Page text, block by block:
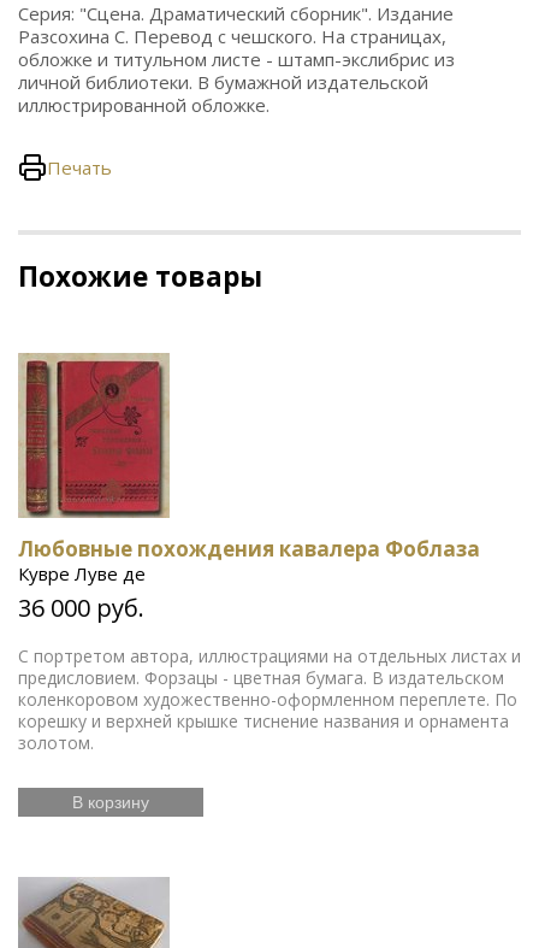
Серия: "Сцена. Драматический сборник". Издание
Разсохина С. Перевод с чешского. На страницах,
обложке и титульном листе - штамп-экслибрис из
личной библиотеки. В бумажной издательской
иллюстрированной обложке.
Печать
Похожие товары
Любовные похождения кавалера Фоблаза
Кувре Луве де
36 000 руб.
С портретом автора, иллюстрациями на отдельных листах и
предисловием. Форзацы - цветная бумага. В издательском
коленкоровом художественно-оформленном переплете. По
корешку и верхней крышке тиснение названия и орнамента
золотом.
В корзину